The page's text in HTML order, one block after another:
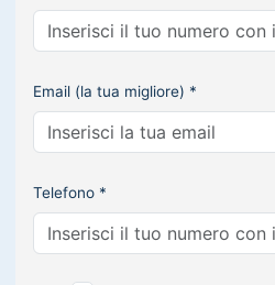
Email (la tua migliore) *
Telefono *